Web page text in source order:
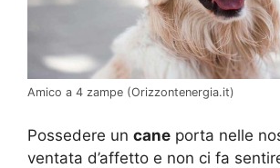
Amico a 4 zampe (Orizzontenergia.it)
Possedere un cane porta nelle
ventata d’affetto e non ci fa